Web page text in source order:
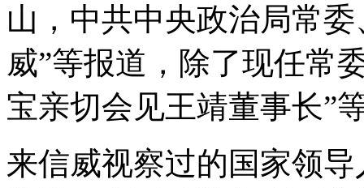
山，中共中央政治局常
威”等报道，除了现任常
宝亲切会见王靖董事长”
来信威视察过的国家领